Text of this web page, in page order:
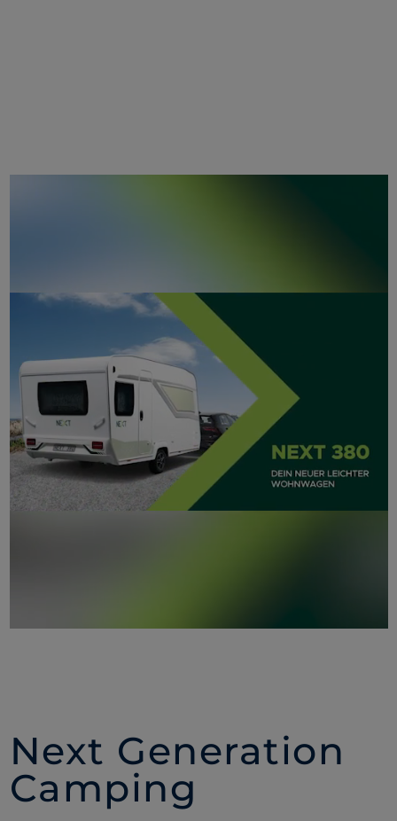
Next Generation
Camping